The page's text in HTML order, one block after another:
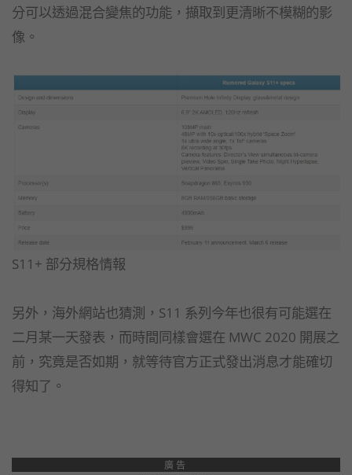
分可以透過混合變焦的功能，擷取到更清晰不模糊的影
像。
S11+ 部分規格情報
另外，海外網站也猜測，S11 系列今年也很有可能選在
二月某一天發表，而時間同樣會選在 MWC 2020 開展之
前，究竟是否如期，就等待官方正式發出消息才能確切
得知了。
廣告